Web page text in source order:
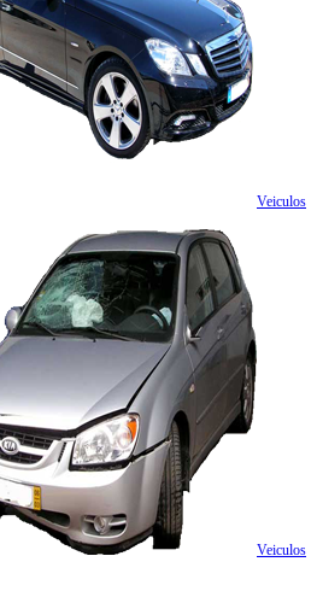
Veiculos
Veiculos